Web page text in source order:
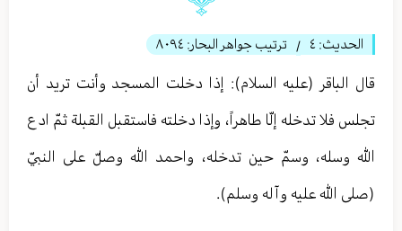
الحديث: ٤ / ترتيب جواهر البحار: ٨٠٩٤
قال الباقر (عليه السلام): إذا دخلت المسجد وأنت تريد أن
تجلس فلا تدخله إلّا طاهراً، وإذا دخلته فاستقبل القبلة ثمّ ادع
الله وسله، وسمّ حين تدخله، واحمد الله وصلّ على النبيّ
(صلى الله عليه وآله وسلم).